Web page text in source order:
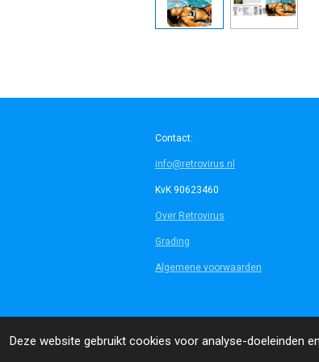
Deze website gebruikt cookies voor analyse-doeleinden
Contact:
info@retrovirus.nl
KvK 90623460
Over Retrovirus
Grading
Algemene voorwaarden